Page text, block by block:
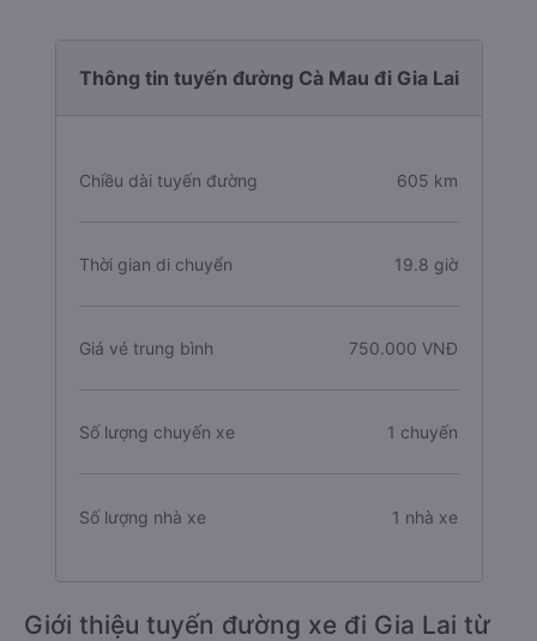
Thông tin tuyến đường Cà Mau đi Gia Lai
Chiều dài tuyến đường 605 km
Thời gian di chuyển 19.8 giờ
Giá vé trung bình 750.000 VNĐ
Số lượng chuyến xe 1 chuyến
Số lượng nhà xe 1 nhà xe
Giới thiệu tuyến đường xe đi Gia Lai từ